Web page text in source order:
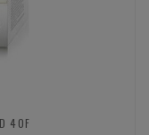
40F